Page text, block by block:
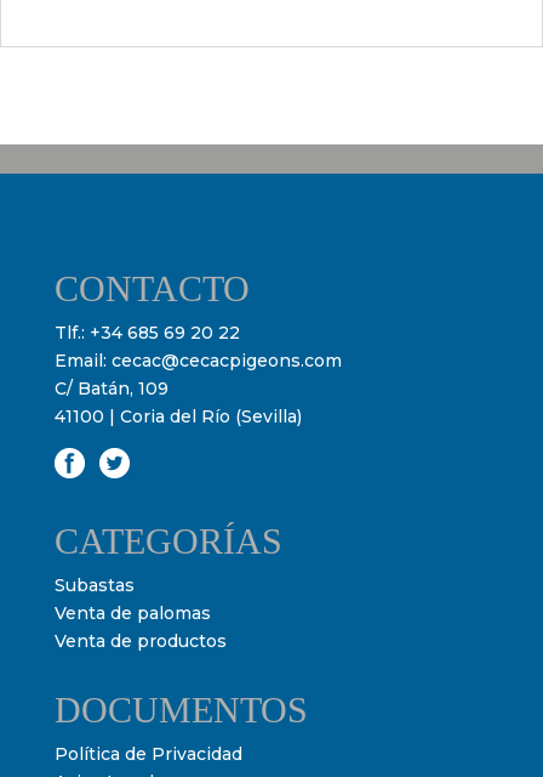
CONTACTO
Tlf.: +34 685 69 20 22
Email: cecac@cecacpigeons.com
C/ Batán, 109
41100 | Coria del Río (Sevilla)
CATEGORÍAS
Subastas
Venta de palomas
Venta de productos
DOCUMENTOS
Política de Privacidad